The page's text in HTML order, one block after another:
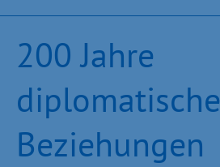
200 Jahre
diplomatische
Beziehungen